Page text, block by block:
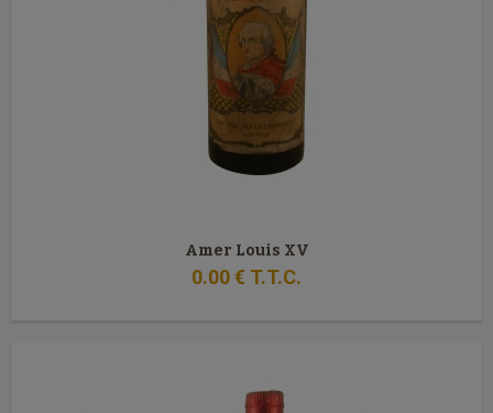
Amer Louis XV
0.00€ T.T.C.